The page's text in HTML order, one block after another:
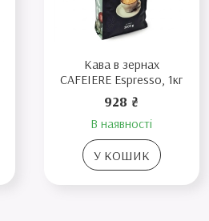
Кава в зернах
CAFEIERE Espresso, 1кг
928 ₴
В наявності
У КОШИК